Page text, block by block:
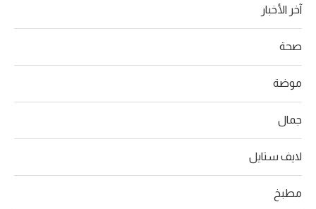
آخر الأخبار
صحة
موضة
جمال
لايف ستايل
مطبخ